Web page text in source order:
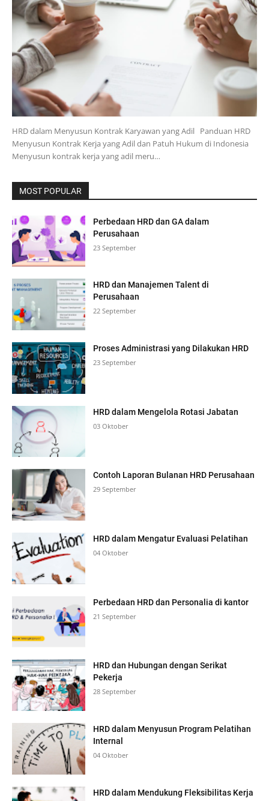
HRD dalam Menyusun Kontrak Karyawan yang Adil Panduan HRD
Menyusun Kontrak Kerja yang Adil dan Patuh Hukum di Indonesia
Menyusun kontrak kerja yang adil meru…
MOST POPULAR
Perbedaan HRD dan GA dalam
Perusahaan
23 September
HRD dan Manajemen Talent di
Perusahaan
22 September
Proses Administrasi yang Dilakukan HRD
23 September
HRD dalam Mengelola Rotasi Jabatan
03 Oktober
Contoh Laporan Bulanan HRD Perusahaan
29 September
HRD dalam Mengatur Evaluasi Pelatihan
04 Oktober
Perbedaan HRD dan Personalia di kantor
21 September
HRD dan Hubungan dengan Serikat
Pekerja
28 September
HRD dalam Menyusun Program Pelatihan
Internal
04 Oktober
HRD dalam Mendukung Fleksibilitas Kerja